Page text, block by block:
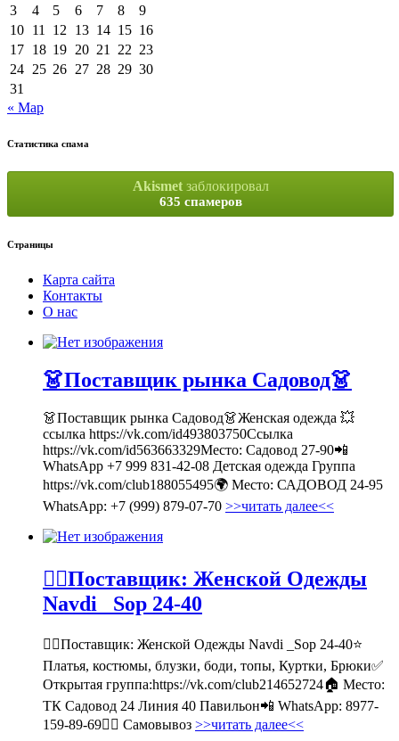
3
4 5 6 7 8
9
10 11 12 13 14 15 16
17 18 19 20 21 22 23
24 25 26 27 28 29 30
31
« Мар
Статистика спама
Akismetзаблокировал
635 спамеров
Страницы
Карта сайта
Контакты
О нас
👗Поставщик рынка Садовод👗
👗Поставщик рынка Садовод👗Женская одежда 💥
ссылка https://vk.com/id493803750Ссылка
https://vk.com/id563663329Место: Садовод 27-90📲
WhatsApp +7 999 831-42-08 Детская одежда Группа
https://vk.com/club188055495🌍 Место: САДОВОД 24-95
WhatsApp: +7 (999) 879-07-70 >>читать далее<<
💁‍♂Поставщик: Женской Одежды
Navdi _Sop 24-40
💁‍♂Поставщик: Женской Одежды Navdi _Sop 24-40⭐
Платья, костюмы, блузки, боди, топы, Куртки, Брюки✅
Открытая группа:https://vk.com/club214652724🏠 Место:
ТК Садовод 24 Линия 40 Павильон📲 WhatsApp: 8977-
159-89-69🚶‍♀ Самовывоз >>читать далее<<